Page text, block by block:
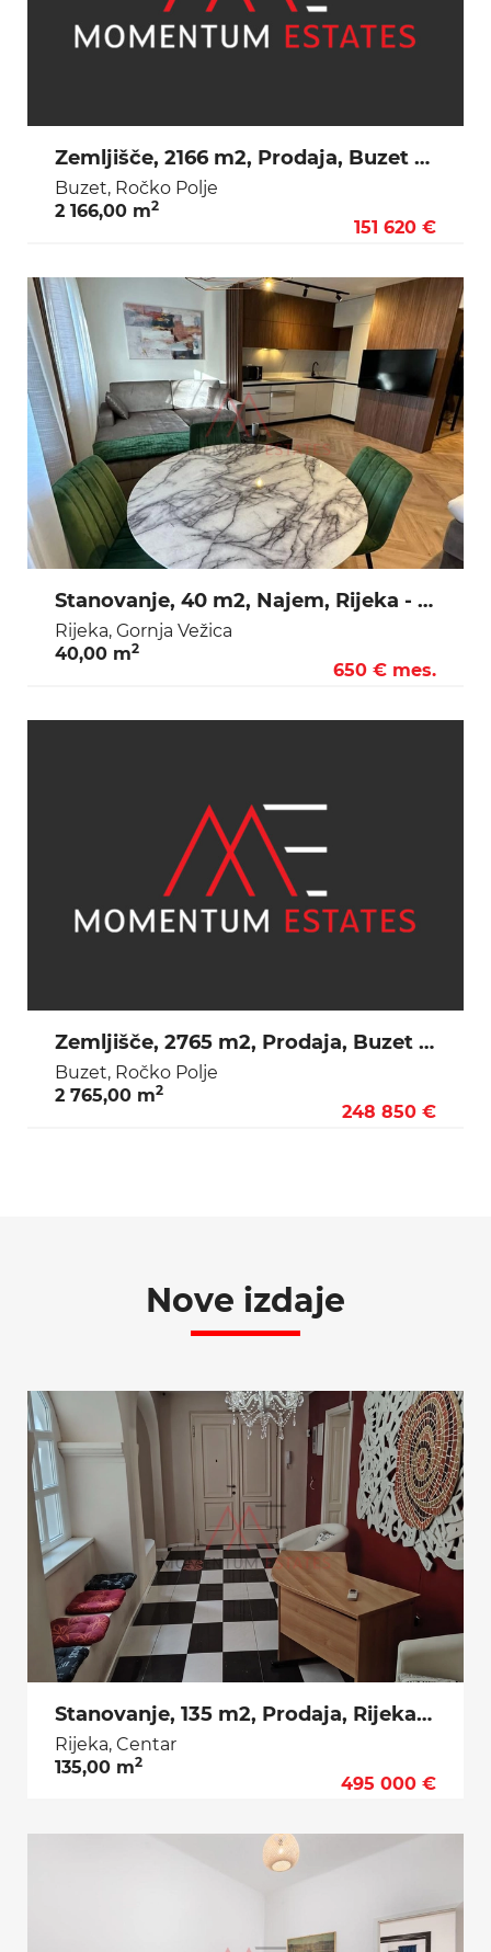
Zemljišče, 2166 m2, Prodaja, Buzet - Ročko Polje
Buzet, Ročko Polje
2 166,00 m2
151 620 €
Stanovanje, 40 m2, Najem, Rijeka - Gornja Vežica
Rijeka, Gornja Vežica
40,00 m2
650 € mes.
Zemljišče, 2765 m2, Prodaja, Buzet - Ročko Polje
Buzet, Ročko Polje
2 765,00 m2
248 850 €
Nove izdaje
Stanovanje, 135 m2, Prodaja, Rijeka - Centar
Rijeka, Centar
135,00 m2
495 000 €